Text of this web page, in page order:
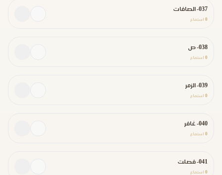
037- الصافات
0 استماع
038- ص
0 استماع
039- الزمر
0 استماع
040- غافر
0 استماع
041- فصلت
0 استماع